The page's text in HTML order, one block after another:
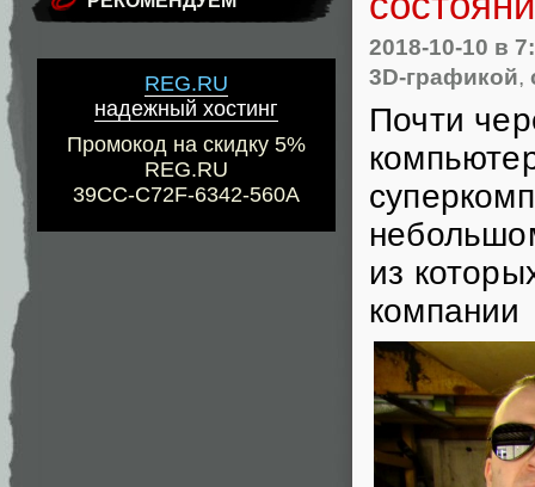
REG.RU
надежный хостинг
Промокод на скидку 5%
REG.RU
39CC-C72F-6342-560A
2018-10-10 в
3D-графикой,
Почти
из
компании